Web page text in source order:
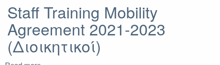
Προγράμματος
Erasmus+
(KA131)
ακαδ.
Mobility
2021-
2023
(ΔΕΠ/
Staff Training Mobility
Agreement 2021-2023
(Διοικητικοί)